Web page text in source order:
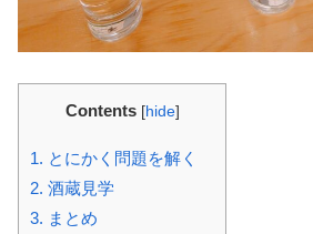
Contents [hide]
1. とにかく問題を解く
2. 酒蔵見学
3. まとめ